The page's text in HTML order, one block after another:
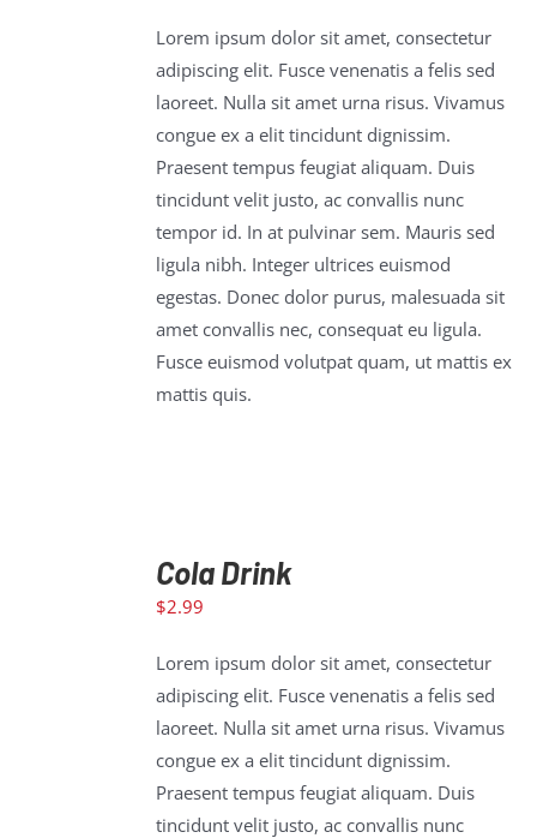
Lorem ipsum dolor sit amet, consectetur
adipiscing elit. Fusce venenatis a felis sed
laoreet. Nulla sit amet urna risus. Vivamus
congue ex a elit tincidunt dignissim.
Praesent tempus feugiat aliquam. Duis
tincidunt velit justo, ac convallis nunc
tempor id. In at pulvinar sem. Mauris sed
ligula nibh. Integer ultrices euismod
egestas. Donec dolor purus, malesuada sit
amet convallis nec, consequat eu ligula.
Fusce euismod volutpat quam, ut mattis ex
mattis quis.
Cola Drink
$2.99
Lorem ipsum dolor sit amet, consectetur
adipiscing elit. Fusce venenatis a felis sed
laoreet. Nulla sit amet urna risus. Vivamus
congue ex a elit tincidunt dignissim.
Praesent tempus feugiat aliquam. Duis
tincidunt velit justo, ac convallis nunc